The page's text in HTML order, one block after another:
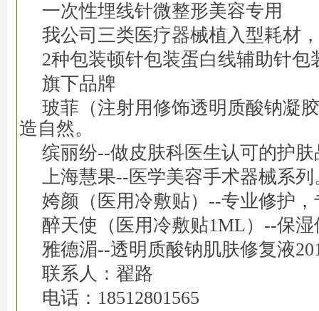
一次性埋线针微整形美容专用
我公司三类医疗器械植入型耗材
2种包装顿针包装蛋白线辅助针包
旗下品牌
玻菲（注射用修饰透明质酸钠凝
造自然。
缤丽纷--做皮肤科医生认可的护肤
上海慧果--医学美容手术器械系列
姱颜（医用冷敷贴）--专业修护
醉天使（医用冷敷贴1ML）--保
雅德湄--透明质酸钠肌肤修复液
联系人：翟路
电话：18512801565